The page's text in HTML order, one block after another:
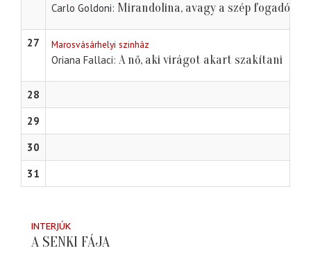
Carlo Goldoni Mirandolina, avagy a szép fogadósné
27 Marosvásárhelyi szinház
Oriana Fallaci A nő, aki virágot akart szakítani
28
29
30
31
INTERJÚK
A SENKI FÁJA